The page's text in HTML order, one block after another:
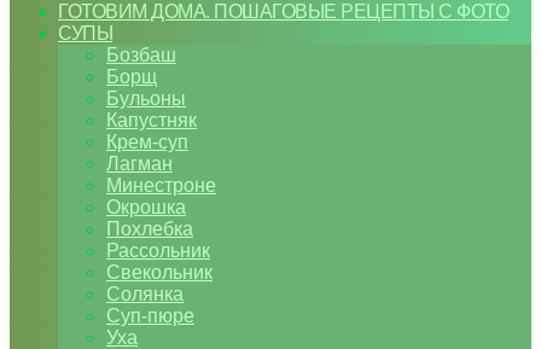
ГОТОВИМ ДОМА. ПОШАГОВЫЕ РЕЦЕПТЫ С ФОТО
СУПЫ
Бозбаш
Борщ
Бульоны
Капустняк
Крем-суп
Лагман
Минестроне
Окрошка
Похлебка
Рассольник
Свекольник
Солянка
Суп-пюре
Уха